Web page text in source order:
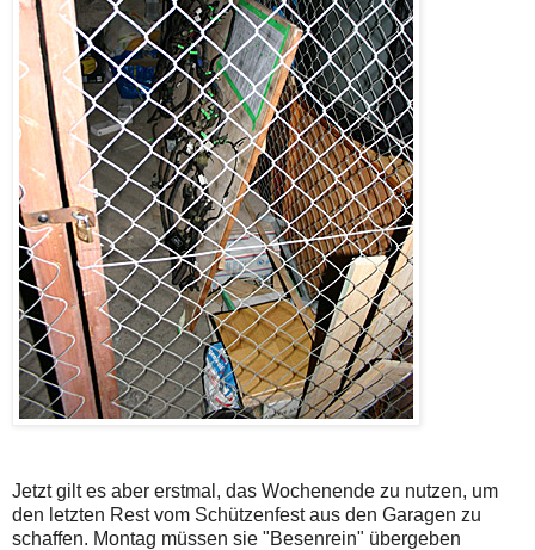
Jetzt gilt es aber erstmal, das Wochenende zu nutzen, um
den letzten Rest vom Schützenfest aus den Garagen zu
schaffen. Montag müssen sie "Besenrein" übergeben